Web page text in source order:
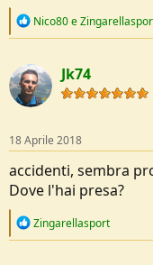
R
c
t
i
o
s
:
Nico80e
Jk74
18 Aprile 2018
accidenti, sembra
Dove l'hai presa?
R
Zingarellasport